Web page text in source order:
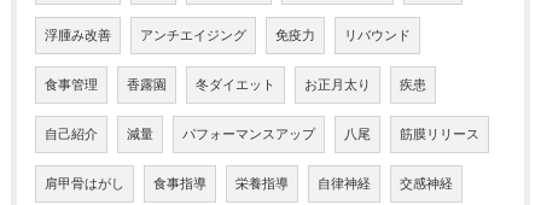
浮腫み改善 アンチエイジング 免疫力 リバウンド
食事管理 香露園 冬ダイエット お正月太り 疾患
自己紹介 減量 パフォーマンスアップ 八尾 筋膜リリース
肩甲骨はがし 食事指導 栄養指導 自律神経 交感神経